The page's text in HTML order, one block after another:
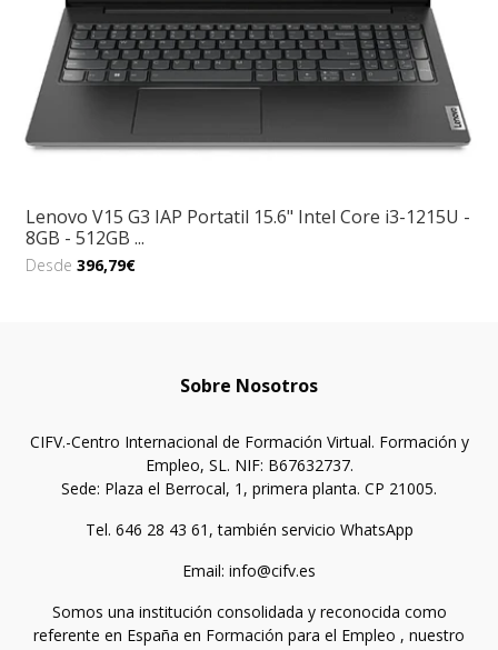
Lenovo V15 G3 IAP Portatil 15.6" Intel Core i3-1215U -
8GB - 512GB ...
Desde 396,79€
Sobre Nosotros
CIFV.-Centro Internacional de Formación Virtual. Formación y
Empleo, SL. NIF: B67632737.
Sede: Plaza el Berrocal, 1, primera planta. CP 21005.
Tel. 646 28 43 61, también servicio WhatsApp
Email: info@cifv.es
Somos una institución consolidada y reconocida como
referente en España en Formación para el Empleo , nuestro